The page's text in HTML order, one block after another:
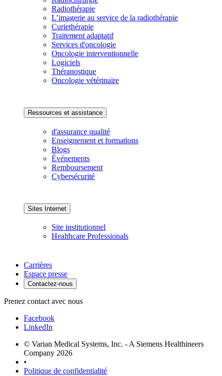
Radiothérapie
L’imagerie au service de la radiothérapie
Curiethérapie
Traitement adaptatif
Services d'oncologie
Oncologie interventionnelle
Logiciels
Théranostique
Oncologie vétérinaire
Ressources et assistance
d'assurance qualité
Enseignement et formations
Blogs
Événements
Remboursement
Cybersécurité
Sites Internet
Site institutionnel
Healthcare Professionals
Carrières
Espace presse
Contactez-nous
Prenez contact avec nous
Facebook
LinkedIn
© Varian Medical Systems, Inc. - A Siemens Healthineers
Company 2026
•
Politique de confidentialité